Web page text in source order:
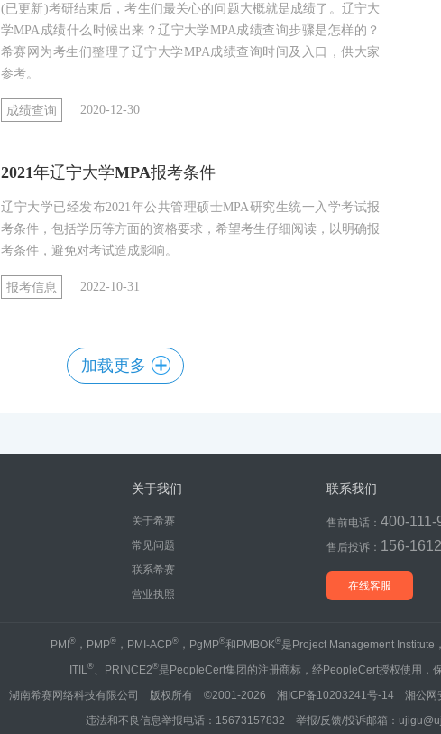
(已更新)考研结束后，考生们最关心的问题大概就是成绩了。辽宁大
学MPA成绩什么时候出来？辽宁大学MPA成绩查询步骤是怎样的？
希赛网为考生们整理了辽宁大学MPA成绩查询时间及入口，供大家
参考。
成绩查询 2020-12-30
2021年辽宁大学MPA报考条件
辽宁大学已经发布2021年公共管理硕士MPA研究生统一入学考试报
考条件，包括学历等方面的资格要求，希望考生仔细阅读，以明确报
考条件，避免对考试造成影响。
报考信息 2022-10-31
加载更多
关于我们
关于希赛
常见问题
联系希赛
营业执照
联系我们
售前电话： 400-111-
售后投诉： 156-
在线客服
PMI®，PMP®，PMI-ACP®，PgMP®和PMBOK®是Project Management Institute
ITIL®、PRINCE2®是PeopleCert集团的注册商标，经PeopleCert授权使用，
湖南希赛网络科技有限公司 版权所有 ©2001-2026 湘ICP备10203241号-14
湘公网
违法和不良信息举报电话：15673157832 举报/反馈/投诉邮箱：